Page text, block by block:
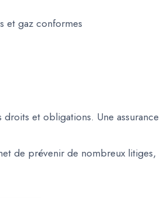
et gaz conformes
et obligations. Une assurance
de prévenir de nombreux litiges,